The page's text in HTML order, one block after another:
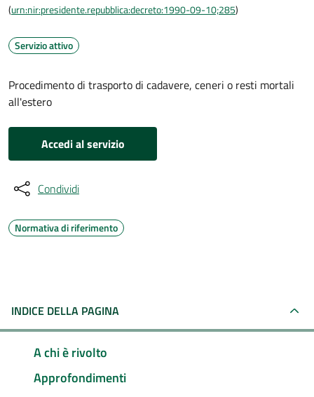
(urn:nir:presidente.repubblica:decreto:1990-09-10;285)
Servizio attivo
Procedimento di trasporto di cadavere, ceneri o resti mortali
all'estero
Accedi al servizio
Condividi
Normativa di riferimento
INDICE DELLA PAGINA
A chi è rivolto
Approfondimenti